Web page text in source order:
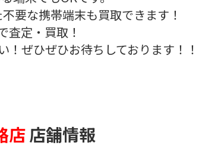
要な携帯端末も買取できます！
査定・買取！
！ぜひぜひお待ちしております！！
店店舗情報